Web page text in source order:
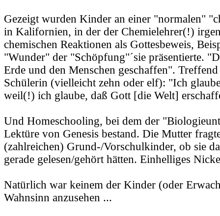
Gezeigt wurden Kinder an einer "normalen"
in Kalifornien, in der der Chemielehrer(!)
chemischen Reaktionen als Gottesbeweis,
"Wunder" der "Schöpfung"´sie präsentierte.
Erde und den Menschen geschaffen". Treffend
Schülerin (vielleicht zehn oder elf): "Ich
weil(!) ich glaube, daß Gott [die Welt]
Und Homeschooling, bei dem der
Lektüre von Genesis bestand. Die Mutter
(zahlreichen) Grund-/Vorschulkinder, ob sie
gerade gelesen/gehört hätten. Einhelliges
Natürlich war keinem der Kinder (oder
Wahnsinn anzusehen ...